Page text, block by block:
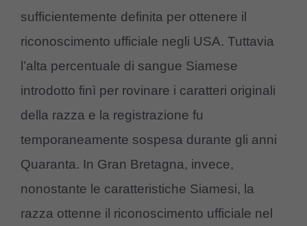
sufficientemente definita per ottenere il
riconoscimento ufficiale negli USA. Tuttavia
l’alta percentuale di sangue Siamese
introdotto finì per rovinare i caratteri originali
della razza e la registrazione fu
temporaneamente sospesa durante gli anni
Quaranta. In Gran Bretagna, invece,
nonostante le caratteristiche Siamesi, la
razza ottenne il riconoscimento ufficiale nel